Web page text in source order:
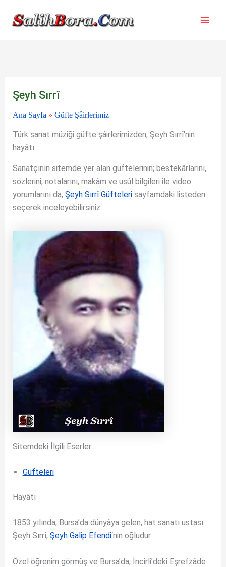
Şeyh Sırrî
Ana Sayfa » Güfte Şâirlerimiz
Türk sanat müziği güfte şâirlerimizden, Şeyh Sırrî'nin
hayâtı.
Sanatçının sitemde yer alan güftelerinin; bestekârlarını,
sözlerini, notalarını, makâm ve usûl bilgileri ile video
yorumlarını da, Şeyh Sırrî Güftelerisayfamdaki listeden
seçerek inceleyebilirsiniz.
Sitemdeki İlgili Eserler
Güfteleri
Hayâtı
1853 yılında, Bursa’da dünyâya gelen, hat sanatı ustası
Şeyh Sırrî, Şeyh Galip Efendi‘nin oğludur.
Özel öğrenim görmüş ve Bursa’da, İncirli’deki Eşrefzâde